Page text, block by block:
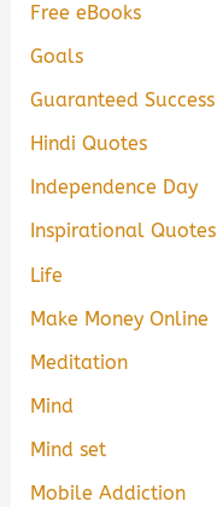
Free eBooks
Goals
Guaranteed Success
Hindi Quotes
Independence Day
Inspirational Quotes
Life
Make Money Online
Meditation
Mind
Mind set
Mobile Addiction